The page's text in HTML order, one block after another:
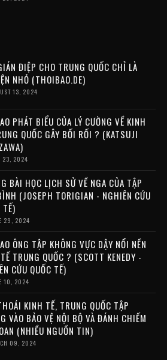
ĐIỆP CHO TRUNG QUỐC CHỈ LÀ
NHỎ (THOIBAO.DE)
13, 2024
PHÁT BIỂU CỦA LÝ CƯỜNG VỀ KINH
QUỐC GÂY BỐI RỐI ? (KATSUJI
23, 2024
BÀI HỌC LỊCH SỬ VỀ NGA CỦA TẬP
(JOSEPH TORIGIAN - NGHIÊN CỨU
TẾ)
29, 2024
ÔNG TẬP KHÔNG VỰC DẬY NỔI NỀN
TRUNG QUỐC ? (SCOTT KENEDY -
CỨU QUỐC TẾ)
10, 2024
KINH TẾ, TRUNG QUỐC TẬP
VÀO BẢO VỆ NỘI BỘ VÀ ĐÁNH CHIẾM
(NHIỀU NGUỒN TIN)
09, 2024